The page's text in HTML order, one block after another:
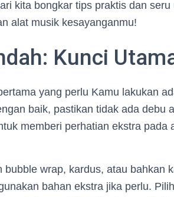
kita bongkar tips praktis dan seru
alat musik kesayanganmu!
Kunci
yang perlu Kamu lakukan
baik, pastikan tidak ada debu
memberi perhatian ekstra pada
wrap, kardus, atau bahkan
bahan ekstra jika perlu.